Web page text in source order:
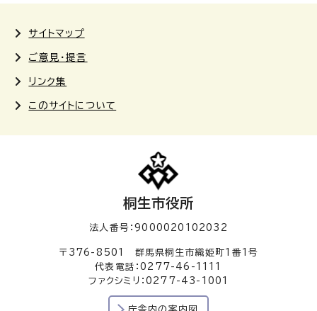
サイトマップ
ご意見・提言
リンク集
このサイトについて
桐生市役所
法人番号：9000020102032
〒376-8501 群馬県桐生市織姫町1番1号
代表電話：0277-46-1111
ファクシミリ：0277-43-1001